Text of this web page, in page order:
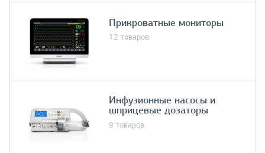
Прикроватные мониторы
12 товаров
Инфузионные насосы и
шприцевые дозаторы
9 товаров